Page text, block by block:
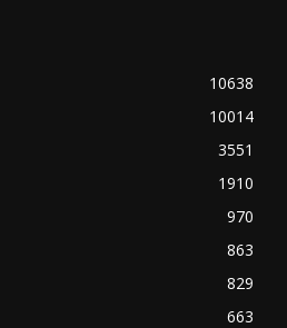
10638
10014
3551
1910
970
863
829
663